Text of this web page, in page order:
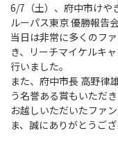
6/7（土）、府中市けや
ルーパス東京 優勝報告
当日は非常に多くのフ
き、リーチマイケルキ
行いました。
また、府中市長 高野律
う名誉ある賞もいただき
お越しいただいたファ
ま、誠にありがとうござ